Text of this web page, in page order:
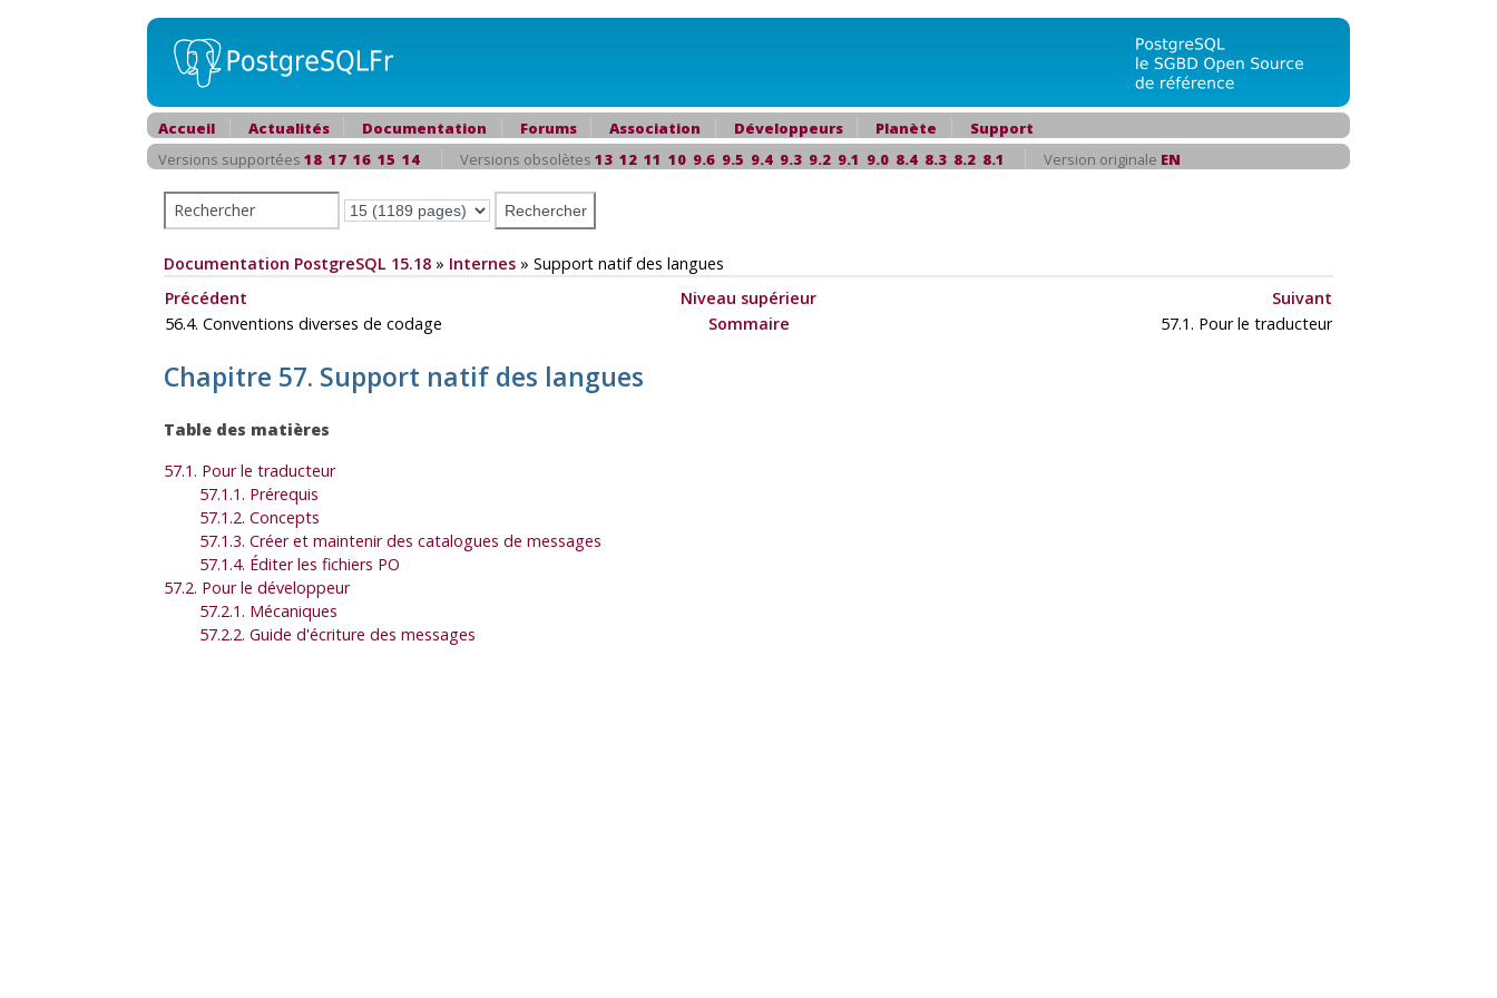
Accueil Actualités Documentation Forums Association Développeurs Planète
Support
Versions supportées 18 17 16 15 14 Versions obsolètes 13 12 11 10 9.6 9.5 9.4 9.3 9.2 9.1 9.0 8.4 8.3 8.2 8.1 Version originale EN
Documentation PostgreSQL 15.18 » Internes » Support natif des langues
Précédent
Niveau supérieur
Suivant
56.4. Conventions diverses de codage
Sommaire 57.1. Pour le traducteur
Chapitre 57. Support natif des langues
Table des matières
57.1. Pour le traducteur
57.1.1. Prérequis
57.1.2. Concepts
57.1.3. Créer et maintenir des catalogues de messages
57.1.4. Éditer les fichiers PO
57.2. Pour le développeur
57.2.1. Mécaniques
57.2.2. Guide d'écriture des messages